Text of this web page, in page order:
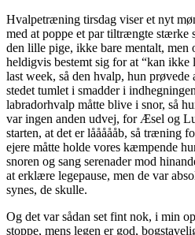
Hvalpetræning tirsdag viser et nyt
med at poppe et par tiltrængte stærke
den lille pige, ikke bare mentalt, men
heldigvis bestemt sig for at “kan
last week, så den hvalp, hun
stedet tumlet i smadder i
labradorhvalp måtte blive i snor, så
var ingen anden udvej, for Æsel og
starten, at det er låååååb, så træning
ejere måtte holde vores kæmpende
snoren og sang serenader mod
at erklære legepause, men de var
synes, de skulle.
Og det var sådan set fint nok, i min
stoppe, mens legen er god,